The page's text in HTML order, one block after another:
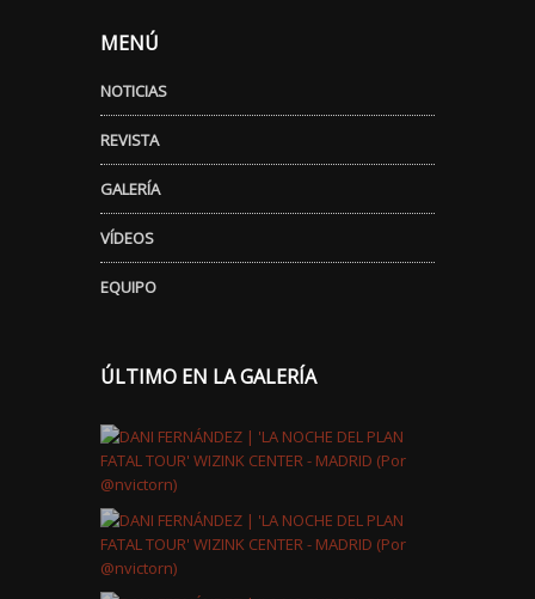
MENÚ
NOTICIAS
REVISTA
GALERÍA
VÍDEOS
EQUIPO
ÚLTIMO EN LA GALERÍA